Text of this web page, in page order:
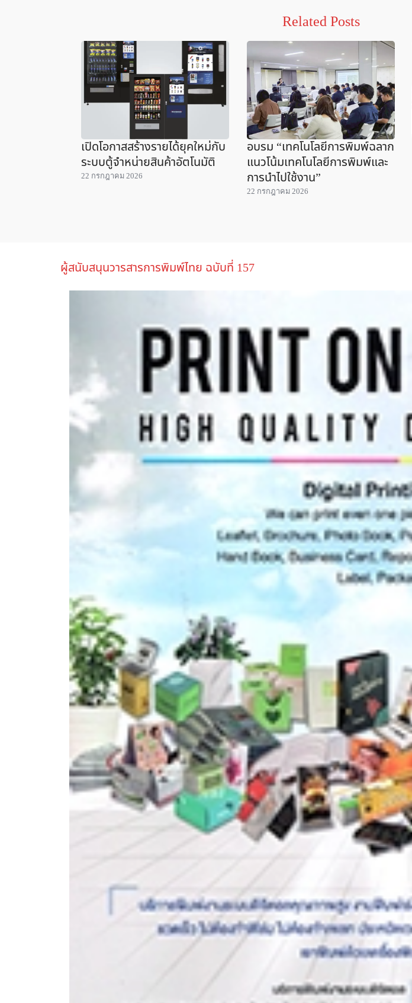
Related Posts
เปิดโอกาสสร้างรายได้ยุคใหม่กับ
ระบบตู้จำหน่ายสินค้าอัตโนมัติ
22 กรกฎาคม 2026
อบรม “เทคโนโลยีการพิมพ์ฉลาก
แนวโน้มเทคโนโลยีการพิมพ์และ
การนำไปใช้งาน”
22 กรกฎาคม 2026
ผู้สนับสนุนวารสารการพิมพ์ไทย ฉบับที่ 157